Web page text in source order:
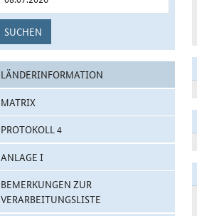
SUCHEN
LÄNDERINFORMATION
MATRIX
PROTOKOLL 4
ANLAGE I
BEMERKUNGEN ZUR
VERARBEITUNGSLISTE